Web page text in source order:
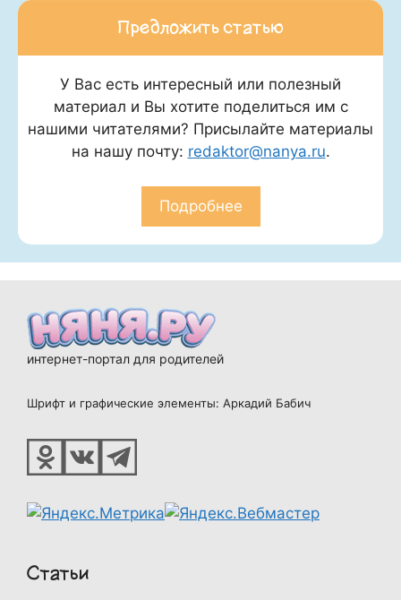
Предложить статью
У Вас есть интересный или полезный
материал и Вы хотите поделиться им с
нашими читателями? Присылайте материалы
на нашу почту: redaktor@nanya.ru.
Подробнее
интернет-портал для родителей
Шрифт и графические элементы: Аркадий Бабич
Статьи